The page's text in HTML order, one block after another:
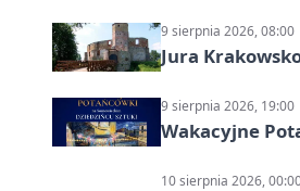
9 sierpnia 2026, 08:00
Jura
9 sierpnia 2026, 19:00
Wakacyjne
10 sierpnia 2026,